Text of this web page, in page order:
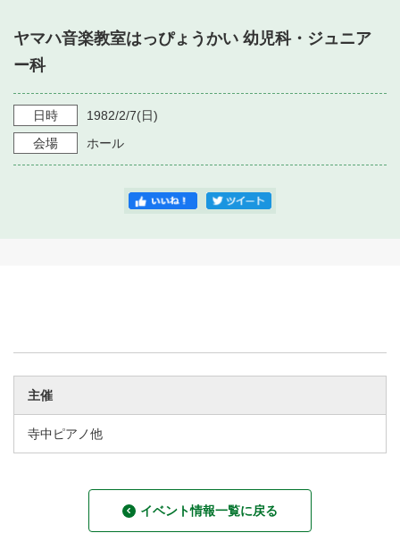
・ よくある質問
・ 空き状況
・ 利用料金
・ 音楽堂のご案内
・ フロアマップ
・ 芸術参与
神奈川県立音楽堂
SNS
ヤマハ音楽教室はっぴょうかい 幼児科・ジュニア
ー科
日時 1982/2/7(日)
会場
ホール
主催
寺中ピアノ他
イベント情報一覧に戻る